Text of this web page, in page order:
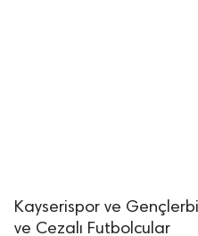
Kayserispor ve
ve Cezalı Futbolcular